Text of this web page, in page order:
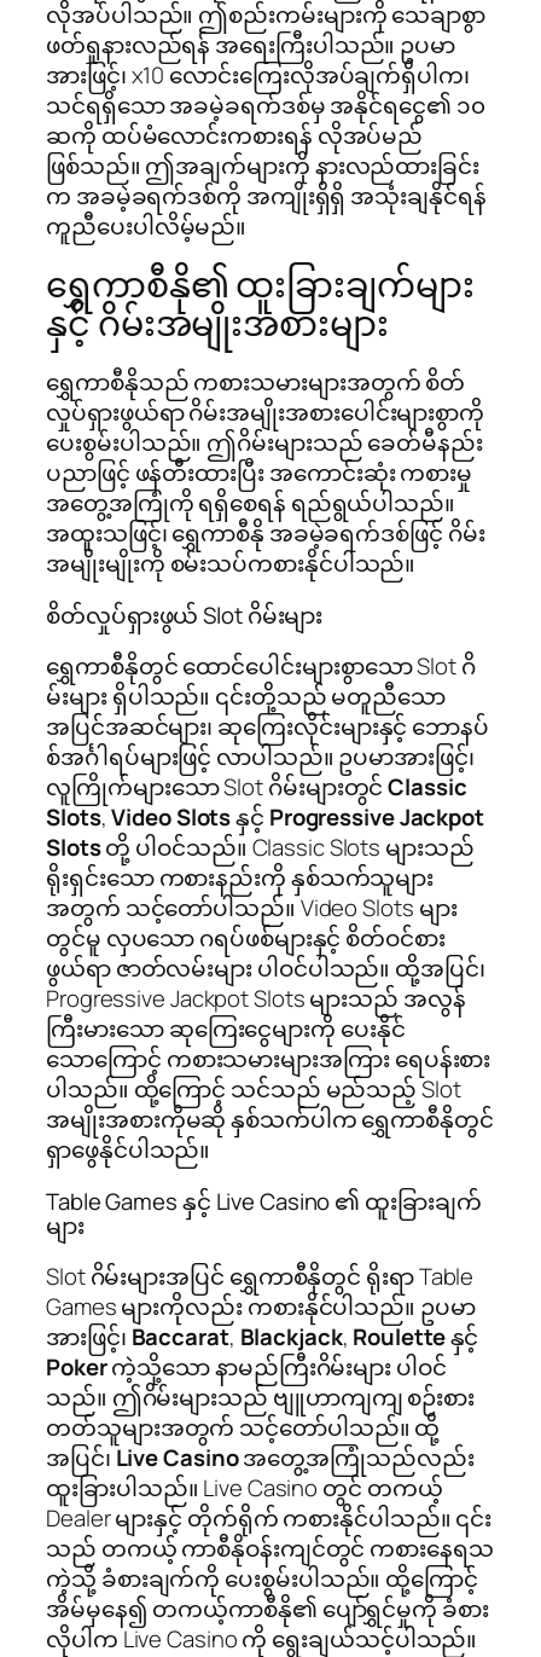
လိုအပ်ပါသည်။ ဤစည်းကမ်းများကို သေချာစွာ
ဖတ်ရှုနားလည်ရန် အရေးကြီးပါသည်။ ဥပမာ
အားဖြင့်၊ x10 လောင်းကြေးလိုအပ်ချက်ရှိပါက၊
သင်ရရှိသော အခမဲ့ခရက်ဒစ်မှ အနိုင်ရငွေ၏ ၁၀
ဆကို ထပ်မံလောင်းကစားရန် လိုအပ်မည်
ဖြစ်သည်။ ဤအချက်များကို နားလည်ထားခြင်း
က အခမဲ့ခရက်ဒစ်ကို အကျိုးရှိရှိ အသုံးချနိုင်ရန်
ကူညီပေးပါလိမ့်မည်။
ရွှေကာစီနို၏ ထူးခြားချက်များ
နှင့် ဂိမ်းအမျိုးအစားများ
ရွှေကာစီနိုသည် ကစားသမားများအတွက် စိတ်
လှုပ်ရှားဖွယ်ရာ ဂိမ်းအမျိုးအစားပေါင်းများစွာကို
ပေးစွမ်းပါသည်။ ဤဂိမ်းများသည် ခေတ်မီနည်း
ပညာဖြင့် ဖန်တီးထားပြီး အကောင်းဆုံး ကစားမှု
အတွေ့အကြုံကို ရရှိစေရန် ရည်ရွယ်ပါသည်။
အထူးသဖြင့်၊ ရွှေကာစီနို အခမဲ့ခရက်ဒစ်ဖြင့် ဂိမ်း
အမျိုးမျိုးကို စမ်းသပ်ကစားနိုင်ပါသည်။
စိတ်လှုပ်ရှားဖွယ် Slot ဂိမ်းများ
ရွှေကာစီနိုတွင် ထောင်ပေါင်းများစွာသော Slot ဂိ
မ်းများ ရှိပါသည်။ ၎င်းတို့သည် မတူညီသော
အပြင်အဆင်များ၊ ဆုကြေးလိုင်းများနှင့် ဘောနပ်
စ်အင်္ဂါရပ်များဖြင့် လာပါသည်။ ဥပမာအားဖြင့်၊
လူကြိုက်များသော Slot ဂိမ်းများတွင်Classic
Slots,Video Slotsနှင့် Progressive Jackpot
Slotsတို့ ပါဝင်သည်။ Classic Slots များသည်
ရိုးရှင်းသော ကစားနည်းကို နှစ်သက်သူများ
အတွက် သင့်တော်ပါသည်။ Video Slots များ
တွင်မူ လှပသော ဂရပ်ဖစ်များနှင့် စိတ်ဝင်စား
ဖွယ်ရာ ဇာတ်လမ်းများ ပါဝင်ပါသည်။ ထို့အပြင်၊
Progressive Jackpot Slots များသည် အလွန်
ကြီးမားသော ဆုကြေးငွေများကို ပေးနိုင်
သောကြောင့် ကစားသမားများအကြား ရေပန်းစား
ပါသည်။ ထို့ကြောင့် သင်သည် မည်သည့် Slot
အမျိုးအစားကိုမဆို နှစ်သက်ပါက ရွှေကာစီနိုတွင်
ရှာဖွေနိုင်ပါသည်။
Table Games နှင့် Live Casino ၏ ထူးခြားချက်
များ
Slot ဂိမ်းများအပြင် ရွှေကာစီနိုတွင် ရိုးရာ Table
Games များကိုလည်း ကစားနိုင်ပါသည်။ ဥပမာ
အားဖြင့်၊ Baccarat, Blackjack, Rouletteနှင့်
Pokerကဲ့သို့သော နာမည်ကြီးဂိမ်းများ ပါဝင်
သည်။ ဤဂိမ်းများသည် ဗျူဟာကျကျ စဉ်းစား
တတ်သူများအတွက် သင့်တော်ပါသည်။ ထို့
အပြင်၊ Live Casinoအတွေ့အကြုံသည်လည်း
ထူးခြားပါသည်။ Live Casino တွင် တကယ့်
Dealer များနှင့် တိုက်ရိုက် ကစားနိုင်ပါသည်။ ၎င်း
သည် တကယ့် ကာစီနိုဝန်းကျင်တွင် ကစားနေရသ
ကဲ့သို့ ခံစားချက်ကို ပေးစွမ်းပါသည်။ ထို့ကြောင့်
အိမ်မှနေ၍ တကယ့်ကာစီနို၏ ပျော်ရွှင်မှုကို ခံစား
လိုပါက Live Casino ကို ရွေးချယ်သင့်ပါသည်။